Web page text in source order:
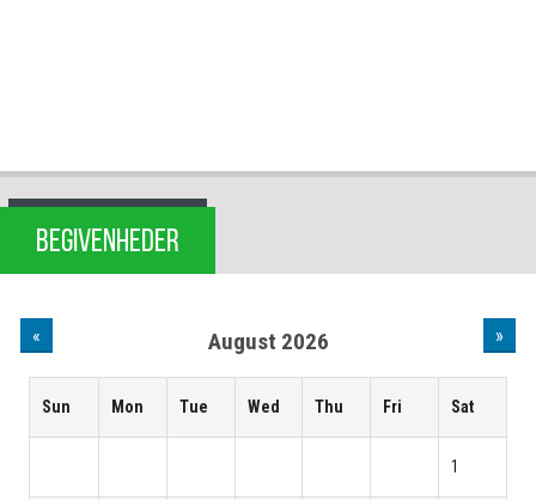
BEGIVENHEDER
« August 2026 »
Sun Mon Tue Wed Thu Fri Sat
1